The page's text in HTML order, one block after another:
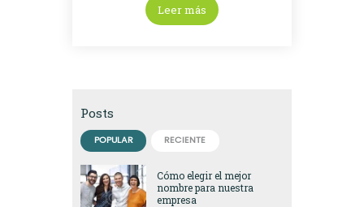
Leer más
Posts
POPULAR RECIENTE
Cómo elegir el mejor
nombre para nuestra
empresa